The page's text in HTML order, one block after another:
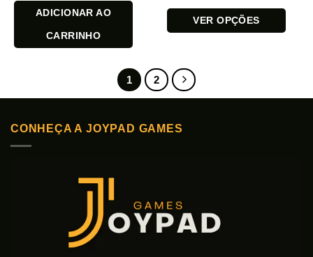
ADICIONAR AO
CARRINHO
VER OPÇÕES
tem
várias
variantes.
opções
página
do
produto
1 2
CONHEÇA A JOYPAD GAMES